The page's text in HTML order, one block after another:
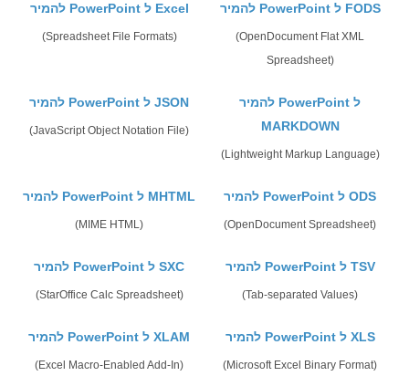
להמיר PowerPoint ל Excel
(Spreadsheet File Formats)
להמיר PowerPoint ל FODS
(OpenDocument Flat XML
Spreadsheet)
להמיר PowerPoint ל JSON
(JavaScript Object Notation File)
להמיר PowerPoint ל
MARKDOWN
(Lightweight Markup Language)
להמיר PowerPoint ל MHTML
(MIME HTML)
להמיר PowerPoint ל ODS
(OpenDocument Spreadsheet)
להמיר PowerPoint ל SXC
(StarOffice Calc Spreadsheet)
להמיר PowerPoint ל TSV
(Tab-separated Values)
להמיר PowerPoint ל XLAM
(Excel Macro-Enabled Add-In)
להמיר PowerPoint ל XLS
(Microsoft Excel Binary Format)